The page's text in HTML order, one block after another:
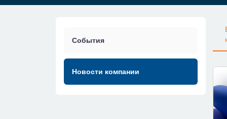
События
Новости компании